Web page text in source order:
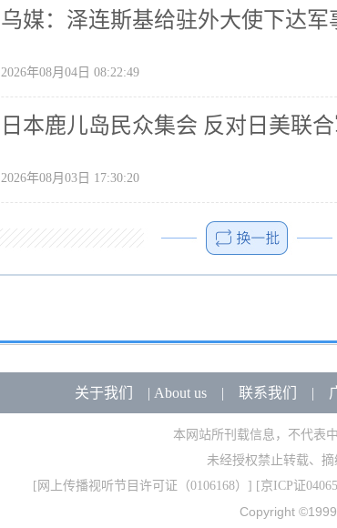
乌媒：泽连斯基给驻外大使下达军
2026年08月04日 08:22:49
日本鹿儿岛民众集会 反对日美联
2026年08月03日 17:30:20
关于我们 | About us| 联系我们 |
本网站所刊载信息，不代表
未经授权禁止转载、
[ 网上传播视听节目许可证（0106168） ] [京ICP证
Copyright